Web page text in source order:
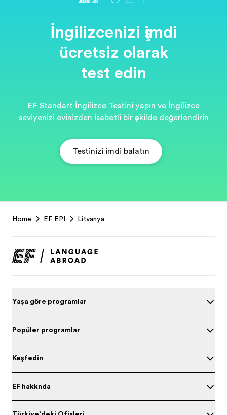
İngilizcenizi şimdi
ücretsiz olarak
test edin
EF Standart İngilizce Testini yapın ve İngilizce
seviyenizi evinizden isabetli bir şekilde değerlendirin
Testinizi şimdi başlatın
Footer
Home EF EPI Litvanya
Yaşa göre programları
Popüler programlar
Keşfedin
EF hakkında